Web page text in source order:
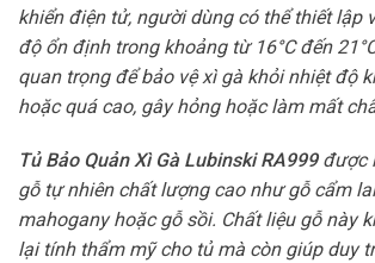
khiển điện tử, người dùng có thể thiết lập
độ ổn định trong khoảng từ 16°C đến
quan trọng để bảo vệ xì gà khỏi nhiệt độ
hoặc quá cao, gây hỏng hoặc làm mất
Tủ Bảo Quản Xì Gà Lubinski RA999 được
gỗ tự nhiên chất lượng cao như gỗ cẩm
mahogany hoặc gỗ sồi. Chất liệu gỗ này
lại tính thẩm mỹ cho tủ mà còn giúp duy